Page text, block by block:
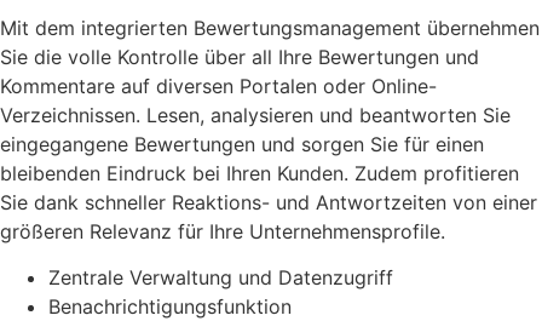
Mit dem integrierten Bewertungsmanagement übernehmen
Sie die volle Kontrolle über all Ihre Bewertungen und
Kommentare auf diversen Portalen oder Online-
Verzeichnissen. Lesen, analysieren und beantworten Sie
eingegangene Bewertungen und sorgen Sie für einen
bleibenden Eindruck bei Ihren Kunden. Zudem profitieren
Sie dank schneller Reaktions- und Antwortzeiten von einer
größeren Relevanz für Ihre Unternehmensprofile.
Zentrale Verwaltung und Datenzugriff
Benachrichtigungsfunktion